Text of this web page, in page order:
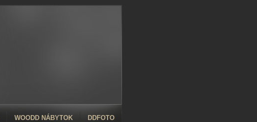
WOODD NÁBYTOK DDFOTO